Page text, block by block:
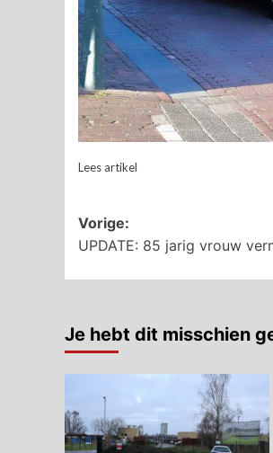
Lees artikel
Bericht
navigatie
Vorige:
UPDATE: 85 jarig vrouw
Je hebt dit misschien